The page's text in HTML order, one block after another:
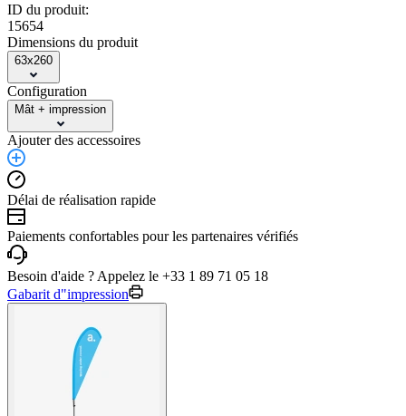
ID du produit:
15654
Dimensions du produit
63x260
Configuration
Mât + impression
Ajouter des accessoires
Délai de réalisation rapide
Paiements confortables pour les partenaires vérifiés
Besoin d'aide ? Appelez le +33 1 89 71 05 18
Gabarit d"impression